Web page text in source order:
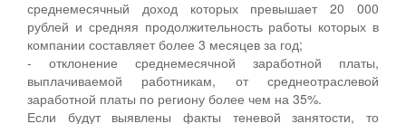
среднемесячный доход которых превышает 20 000
рублей и средняя продолжительность работы которых в
компании составляет более 3 месяцев за год;
- отклонение среднемесячной заработной платы,
выплачиваемой работникам, от среднеотраслевой
заработной платы по региону более чем на 35%.
Если будут выявлены факты теневой занятости, то